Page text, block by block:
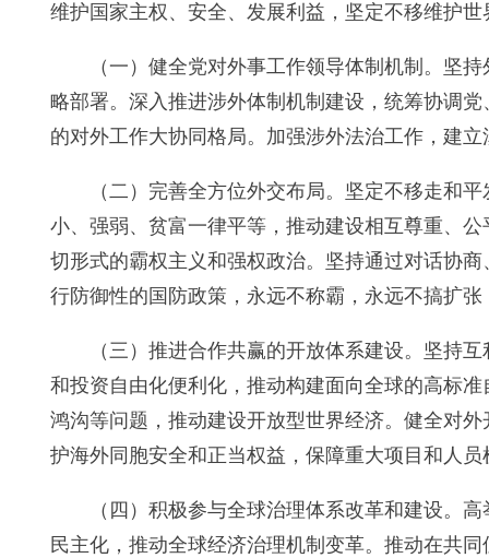
维护国家主权、安全、发展利益，坚定不移维护
（一）健全党对外事工作领导体制机制。坚
略部署。深入推进涉外体制机制建设，统筹协调
的对外工作大协同格局。加强涉外法治工作，建
（二）完善全方位外交布局。坚定不移走和
小、强弱、贫富一律平等，推动建设相互尊重、
切形式的霸权主义和强权政治。坚持通过对话协
行防御性的国防政策，永远不称霸，永远不搞扩
（三）推进合作共赢的开放体系建设。坚持
和投资自由化便利化，推动构建面向全球的高标
鸿沟等问题，推动建设开放型世界经济。健全对
护海外同胞安全和正当权益，保障重大项目和人员
（四）积极参与全球治理体系改革和建设。
民主化，推动全球经济治理机制变革。推动在共